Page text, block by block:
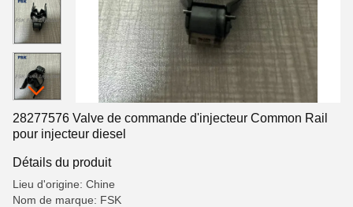
28277576 Valve de commande d'injecteur Common Rail
pour injecteur diesel
Détails du produit
Lieu d'origine: Chine
Nom de marque: FSK